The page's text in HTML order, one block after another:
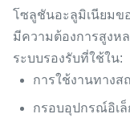
โซลูชันอะลูมิเนียมข
มีความต้องการสูงห
ระบบรองรับที่ใช้ใน:
การใช้งานทางส
กรอบอุปกรณ์อิเ